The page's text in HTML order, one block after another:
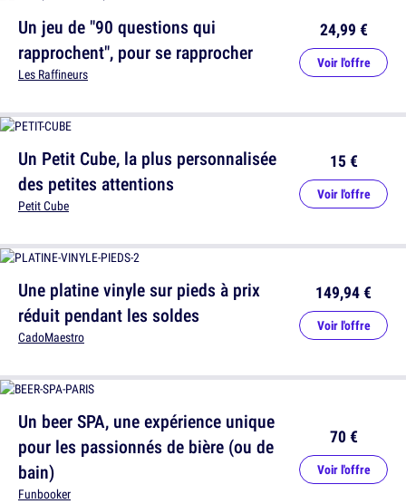
Un jeu de "90 questions qui
rapprochent", pour se rapprocher
Les Raffineurs
24,99 €
Voir l'offre
Une platine vinyle sur pieds à prix
réduit pendant les soldes
CadoMaestro
149,94 €
Voir l'offre
Un Petit Cube, la plus personnalisée
des petites attentions
Petit Cube
15 €
Voir l'offre
Un beer SPA, une expérience unique
pour les passionnés de bière (ou de
bain)
Funbooker
70 €
Voir l'offre